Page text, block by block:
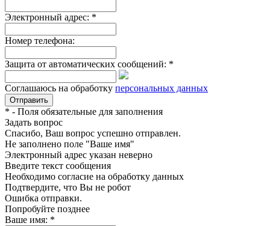
Электронный адрес: *
Номер телефона:
Защита от автоматических сообщений: *
Соглашаюсь на обработку персональных данных
* - Поля обязательные для заполнения
Задать вопрос
Спасибо, Ваш вопрос успешно отправлен.
Не заполнено поле "Ваше имя"
Электронный адрес указан неверно
Введите текст сообщения
Необходимо согласие на обработку данных
Подтвердите, что Вы не робот
Ошибка отправки.
Попробуйте позднее
Ваше имя: *